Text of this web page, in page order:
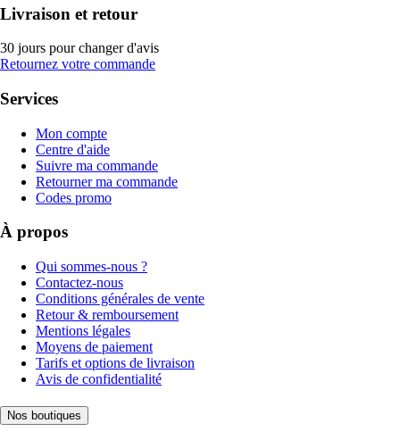
Livraison et retour
30 jours pour changer d'avis
Retournez votre commande
Services
Mon compte
Centre d'aide
Suivre ma commande
Retourner ma commande
Codes promo
À propos
Qui sommes-nous ?
Contactez-nous
Conditions générales de vente
Retour & remboursement
Mentions légales
Moyens de paiement
Tarifs et options de livraison
Avis de confidentialité
Nos boutiques